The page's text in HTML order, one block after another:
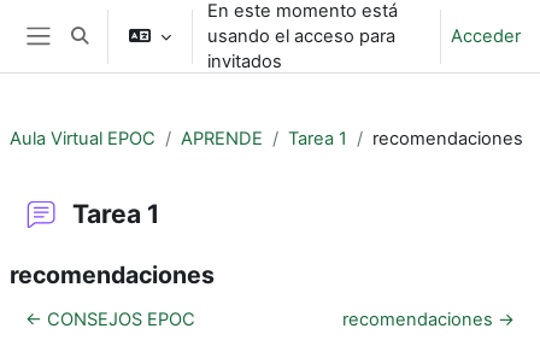
Salta al contenido principal
Panel lateral
Selector de búsqueda de entrada
En este momento está
usando el acceso para
invitados
Acceder
Aula Virtual EPOC APRENDE Tarea 1 recomendaciones
Tarea 1
recomendaciones
← CONSEJOS EPOC
recomendaciones →